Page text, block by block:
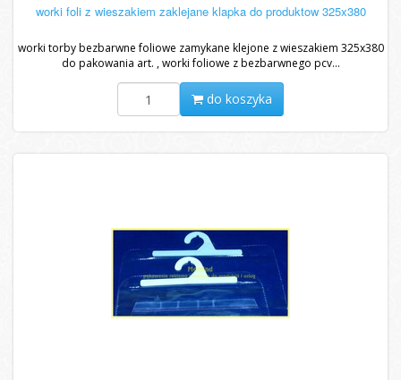
worki foli z wieszakiem zaklejane klapka do produktow 325x380
worki torby bezbarwne foliowe zamykane klejone z wieszakiem 325x380
do pakowania art. , worki foliowe z bezbarwnego pcv...
do koszyka